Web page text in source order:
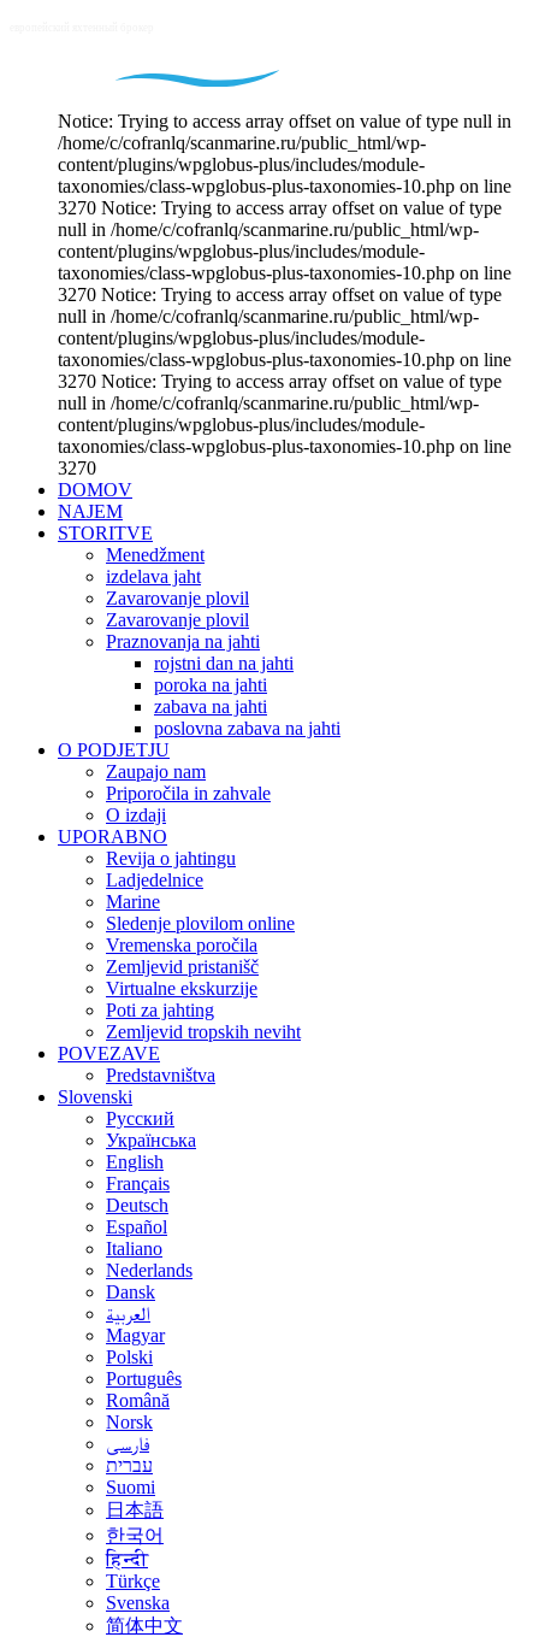
Notice: Trying to access array offset on value of type null in
/home/c/cofranlq/scanmarine.ru/public_html/wp-
content/plugins/wpglobus-plus/includes/module-
taxonomies/class-wpglobus-plus-taxonomies-10.php on line
3270 Notice: Trying to access array offset on value of type
null in /home/c/cofranlq/scanmarine.ru/public_html/wp-
content/plugins/wpglobus-plus/includes/module-
taxonomies/class-wpglobus-plus-taxonomies-10.php on line
3270 Notice: Trying to access array offset on value of type
null in /home/c/cofranlq/scanmarine.ru/public_html/wp-
content/plugins/wpglobus-plus/includes/module-
taxonomies/class-wpglobus-plus-taxonomies-10.php on line
3270 Notice: Trying to access array offset on value of type
null in /home/c/cofranlq/scanmarine.ru/public_html/wp-
content/plugins/wpglobus-plus/includes/module-
taxonomies/class-wpglobus-plus-taxonomies-10.php on line
3270
DOMOV
NAJEM
STORITVE
Menedžment
izdelava jaht
Zavarovanje plovil
Zavarovanje plovil
Praznovanja na jahti
rojstni dan na jahti
poroka na jahti
zabava na jahti
poslovna zabava na jahti
O PODJETJU
Zaupajo nam
Priporočila in zahvale
O izdaji
UPORABNO
Revija o jahtingu
Ladjedelnice
Marine
Sledenje plovilom online
Vremenska poročila
Zemljevid pristanišč
Virtualne ekskurzije
Poti za jahting
Zemljevid tropskih neviht
POVEZAVE
Predstavništva
Slovenski
Русский
Українська
English
Français
Deutsch
Español
Italiano
Nederlands
Dansk
العربية
Magyar
Polski
Português
Română
Norsk
فارسی
עברית
Suomi
日本語
한국어
हिन्दी
Türkçe
Svenska
简体中文